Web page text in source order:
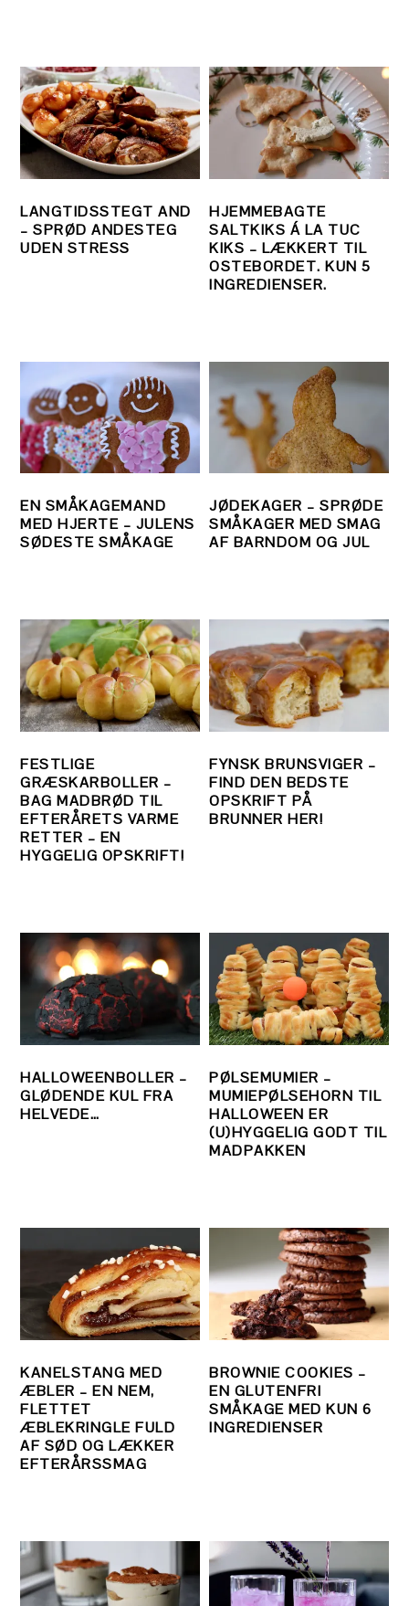
LANGTIDSSTEGT AND
– SPRØD ANDESTEG
UDEN STRESS
HJEMMEBAGTE
SALTKIKS Á LA TUC
KIKS – LÆKKERT TIL
OSTEBORDET. KUN 5
INGREDIENSER.
EN SMÅKAGEMAND
MED HJERTE – JULENS
SØDESTE SMÅKAGE
JØDEKAGER – SPRØDE
SMÅKAGER MED SMAG
AF BARNDOM OG JUL
FESTLIGE
GRÆSKARBOLLER –
BAG MADBRØD TIL
EFTERÅRETS VARME
RETTER – EN
HYGGELIG OPSKRIFT!
FYNSK BRUNSVIGER –
FIND DEN BEDSTE
OPSKRIFT PÅ
BRUNNER HER!
HALLOWEENBOLLER –
GLØDENDE KUL FRA
HELVEDE…
PØLSEMUMIER –
MUMIEPØLSEHORN TIL
HALLOWEEN ER
(U)HYGGELIG GODT TIL
MADPAKKEN
KANELSTANG MED
ÆBLER – EN NEM,
FLETTET
ÆBLEKRINGLE FULD
AF SØD OG LÆKKER
EFTERÅRSSMAG
BROWNIE COOKIES –
EN GLUTENFRI
SMÅKAGE MED KUN 6
INGREDIENSER